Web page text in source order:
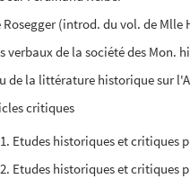
Rosegger (introd. du vol. de Mlle
verbaux de la société des Mon.
de la littérature historique sur
critiques
Etudes historiques et critiques
Etudes historiques et critiques